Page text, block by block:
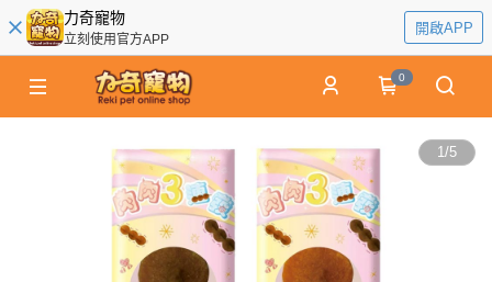
力奇寵物
立刻使用官方APP
開啟APP
0
1/5